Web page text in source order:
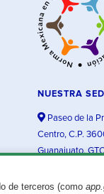
de terceros (como
NUESTRA
Paseo de la
Centro, C.P.
Guanajuato,
aquí.